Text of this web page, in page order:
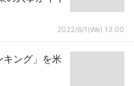
2022/6/1(We) 13:00
ング」を米